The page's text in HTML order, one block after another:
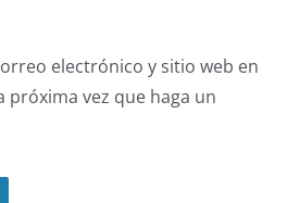
electrónico y sitio web en
próxima vez que haga un